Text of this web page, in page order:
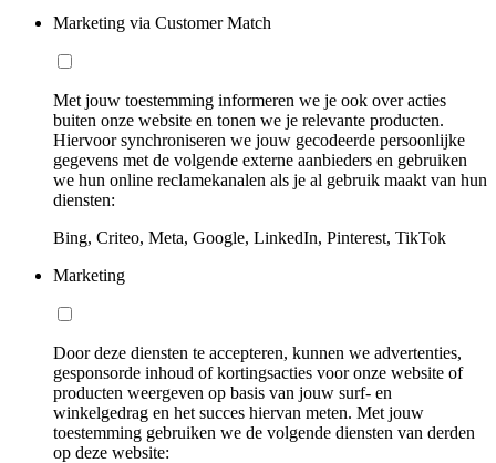
Marketing via Customer Match
Met jouw toestemming informeren we je ook over acties
buiten onze website en tonen we je relevante producten.
Hiervoor synchroniseren we jouw gecodeerde persoonlijke
gegevens met de volgende externe aanbieders en gebruiken
we hun online reclamekanalen als je al gebruik maakt van hun
diensten:
Bing, Criteo, Meta, Google, LinkedIn, Pinterest, TikTok
Marketing
Door deze diensten te accepteren, kunnen we advertenties,
gesponsorde inhoud of kortingsacties voor onze website of
producten weergeven op basis van jouw surf- en
winkelgedrag en het succes hiervan meten. Met jouw
toestemming gebruiken we de volgende diensten van derden
op deze website: